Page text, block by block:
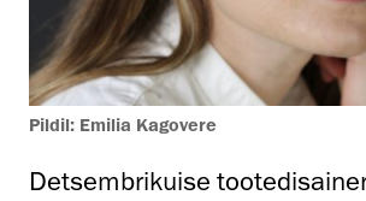
Pildil: Emilia Kagovere
Detsembrikuise